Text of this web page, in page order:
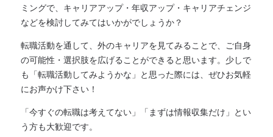
ミングで、キャリアアップ・年収アップ・キャリアチェンジ
などを検討してみてはいかがでしょうか？
転職活動を通して、外のキャリアを見てみることで、ご自身
の可能性・選択肢を広げることができると思います。少しで
も「転職活動してみようかな」と思った際には、ぜひお気軽
にお声かけ下さい！
「今すぐの転職は考えてない」「まずは情報収集だけ」とい
う方も大歓迎です。